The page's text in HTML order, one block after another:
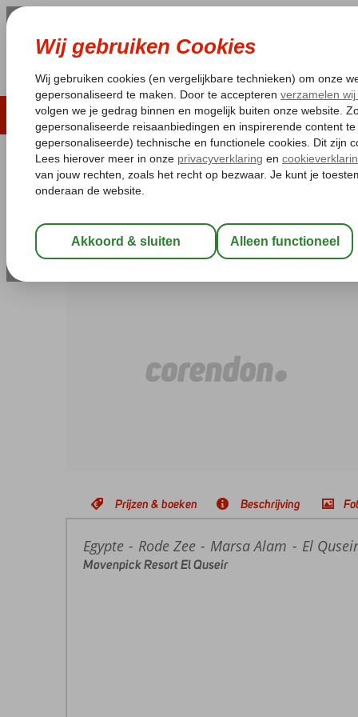
LAST MINUTE ZOMER 2026
Pakketgarantie Laagsteprijsgarantie*
Home
Egypte Rode Zee
Movenpick Resort El Quseir
Halfpension -Hotel
Prijzen & boeken Beschrijving
Home
Egypte Rode Zee Marsa Alam El Quseir
Movenpick Resort El Quseir